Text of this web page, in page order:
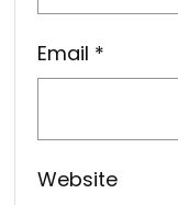
Email *
Website